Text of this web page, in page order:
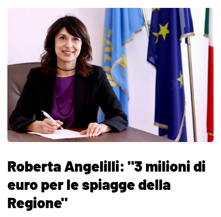
Roberta Angelilli: "3 milioni di
euro per le spiagge della
Regione"